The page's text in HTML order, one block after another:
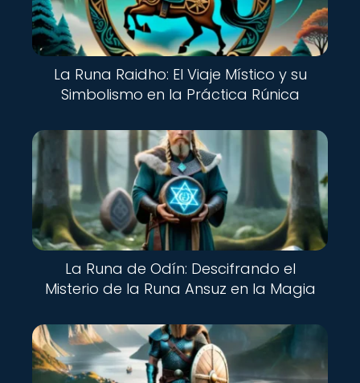
La Runa Raidho: El Viaje Místico y su
Simbolismo en la Práctica Rúnica
La Runa de Odín: Descifrando el
Misterio de la Runa Ansuz en la Magia